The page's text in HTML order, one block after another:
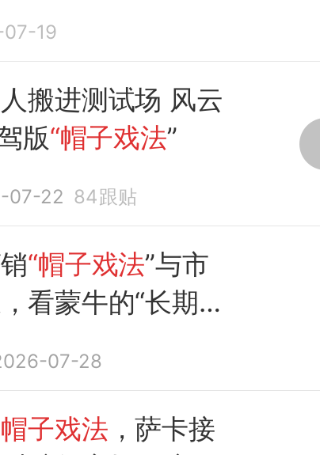
19
搬进测试场 风云
版“帽子戏法”
07-22 84跟贴
“帽子戏法”与市
看蒙牛的“长期
07-28
帽子戏法 ，萨卡接